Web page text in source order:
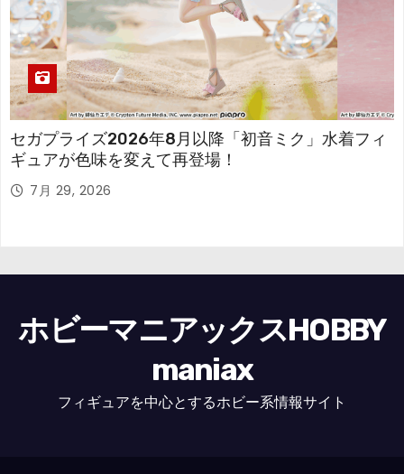
セガプライズ2026年8月以降「初音ミク」水着フィ
ギュアが色味を変えて再登場！
7月 29, 2026
ホビーマニアックスHOBBY
maniax
フィギュアを中心とするホビー系情報サイト